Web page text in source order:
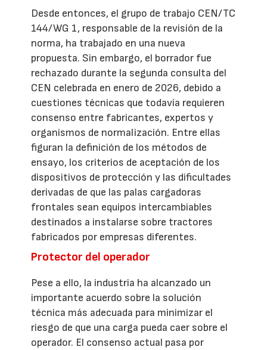
Desde entonces, el grupo de trabajo CEN/TC
144/WG 1, responsable de la revisión de la
norma, ha trabajado en una nueva
propuesta. Sin embargo, el borrador fue
rechazado durante la segunda consulta del
CEN celebrada en enero de 2026, debido a
cuestiones técnicas que todavía requieren
consenso entre fabricantes, expertos y
organismos de normalización. Entre ellas
figuran la definición de los métodos de
ensayo, los criterios de aceptación de los
dispositivos de protección y las dificultades
derivadas de que las palas cargadoras
frontales sean equipos intercambiables
destinados a instalarse sobre tractores
fabricados por empresas diferentes.
Protector del operador
Pese a ello, la industria ha alcanzado un
importante acuerdo sobre la solución
técnica más adecuada para minimizar el
riesgo de que una carga pueda caer sobre el
operador. El consenso actual pasa por